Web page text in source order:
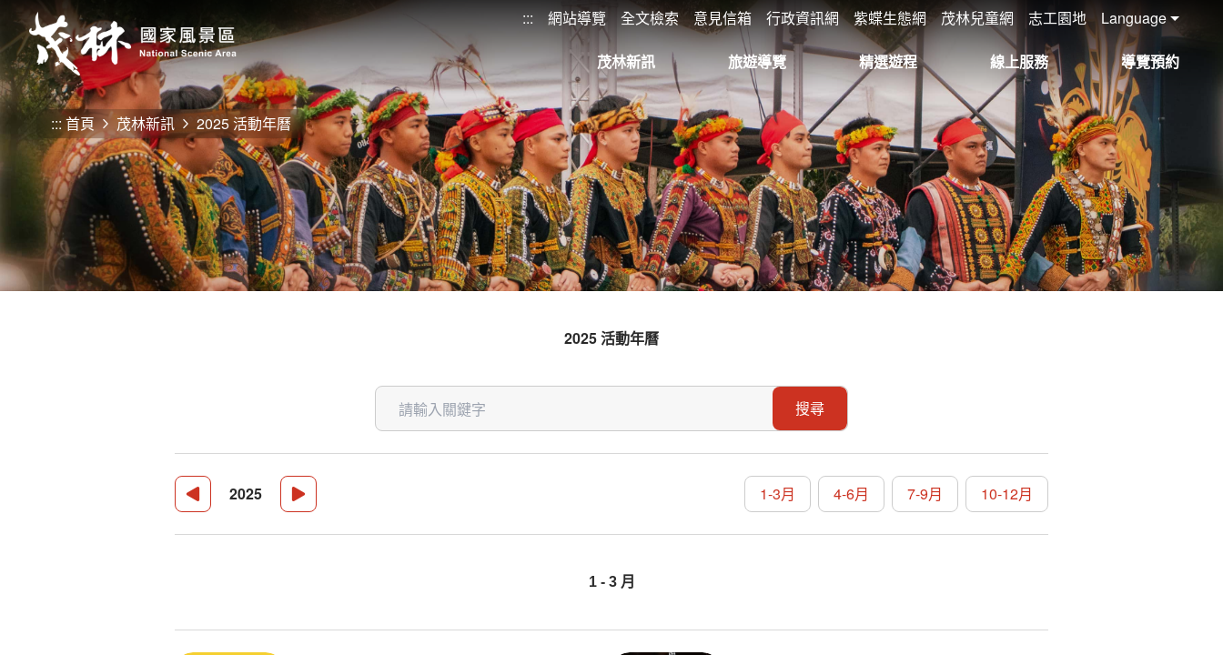
主
要
內
::: 網站導覽 全文檢索 意見信箱 行政資訊網 紫蝶生態網 茂林兒童網 志工園地 Language
茂林新訊 旅遊導覽 精選遊程 線上服務 導覽預約
::: 首頁 茂林新訊 2025 活動年曆
2025 活動年曆
關鍵字
搜尋
2025 1-3月 4-6月 7-9月 10-12月
1 - 3月